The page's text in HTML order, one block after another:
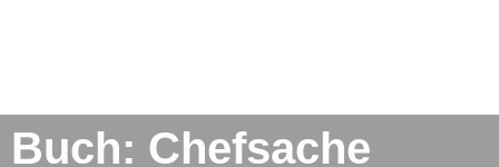
Buch: Chefsache